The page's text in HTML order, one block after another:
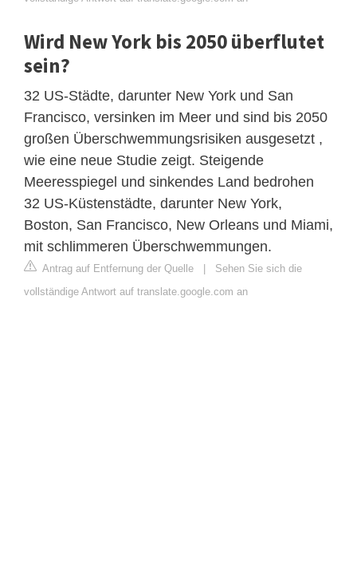
Wird New York bis 2050 überflutet
sein?
32 US-Städte, darunter New York und San
Francisco, versinken im Meer und sind bis 2050
großen Überschwemmungsrisiken ausgesetzt ,
wie eine neue Studie zeigt. Steigende
Meeresspiegel und sinkendes Land bedrohen
32 US-Küstenstädte, darunter New York,
Boston, San Francisco, New Orleans und Miami,
mit schlimmeren Überschwemmungen.
Antrag auf Entfernung der Quelle | Sehen Sie sich die
vollständige Antwort auf translate.google.com an